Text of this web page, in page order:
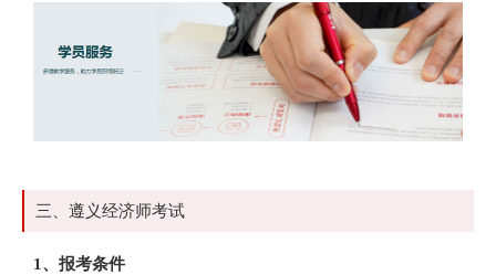
三、遵义经济师考试
1、报考条件